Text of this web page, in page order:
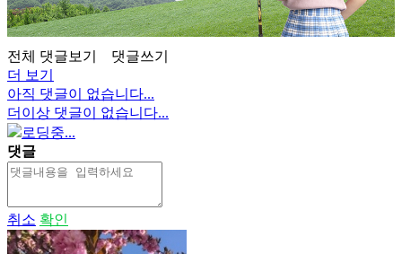
전체 댓글보기
댓글쓰기
더 보기
아직 댓글이 없습니다...
더이상 댓글이 없습니다...
로딩중...
댓글
취소 확인